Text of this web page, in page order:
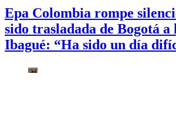
Epa Colombia rompe
sido trasladada de Bogotá a
Ibagué: “Ha sido un día